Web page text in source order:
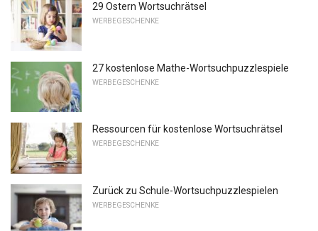
29 Ostern Wortsuchrätsel
WERBEGESCHENKE
27 kostenlose Mathe-Wortsuchpuzzlespiele
WERBEGESCHENKE
Ressourcen für kostenlose Wortsuchrätsel
WERBEGESCHENKE
Zurück zu Schule-Wortsuchpuzzlespielen
WERBEGESCHENKE